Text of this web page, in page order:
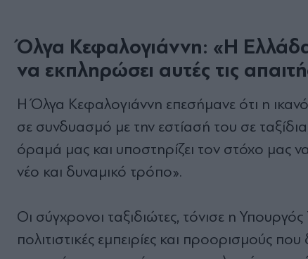
Όλγα Κεφαλογιάννη: «Η
να εκπληρώσει αυτές τις
Η Όλγα Κεφαλογιάννη επεσήμανε ότι η
σε συνδυασμό με την εστίασή του σε
όραμά μας και υποστηρίζει τον στόχο μας
νέο και δυναμικό τρόπο».
Οι σύγχρονοι ταξιδιώτες, τόνισε η
πολιτιστικές εμπειρίες και προορισμούς